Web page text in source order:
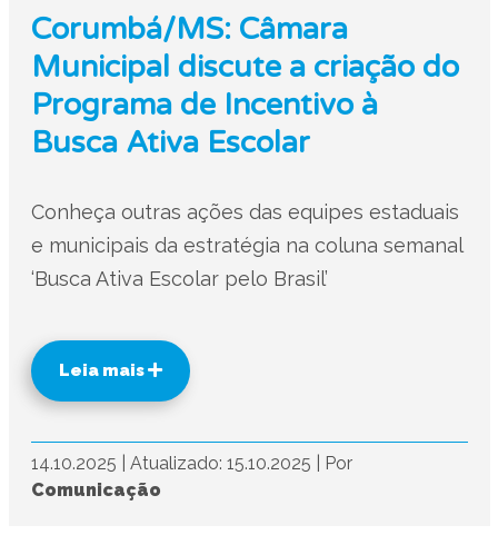
Corumbá/MS: Câmara
Municipal discute a criação do
Programa de Incentivo à
Busca Ativa Escolar
Conheça outras ações das equipes estaduais
e municipais da estratégia na coluna semanal
‘Busca Ativa Escolar pelo Brasil’
Leia mais
14.10.2025 Atualizado: 15.10.2025
Por
Comunicação